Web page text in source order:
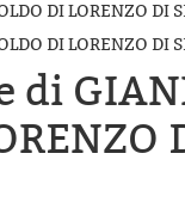
DI LORENZO DI
DI LORENZO DI
di